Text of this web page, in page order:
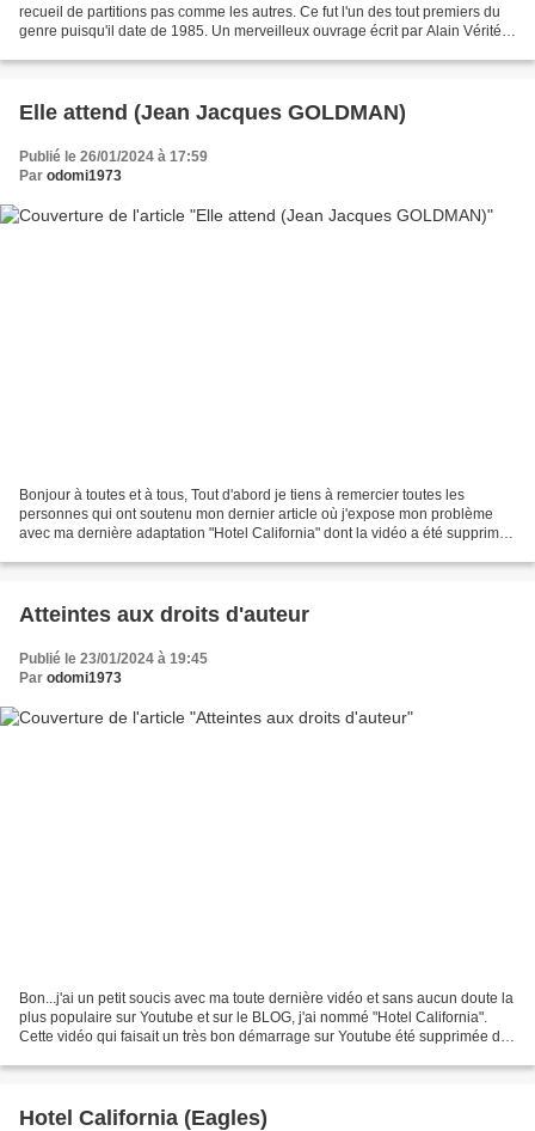
recueil de partitions pas comme les autres. Ce fut l'un des tout premiers du
genre puisqu'il date de 1985. Un merveilleux ouvrage écrit par Alain Vérité
Elle attend (Jean Jacques GOLDMAN)
Publié le 26/01/2024 à 17:59
Par odomi1973
Bonjour à toutes et à tous, Tout d'abord je tiens à remercier toutes les
personnes qui ont soutenu mon dernier article où j'expose mon problème
avec ma dernière adaptation "Hotel California" dont la vidéo a été supprimée
Atteintes aux droits d'auteur
Publié le 23/01/2024 à 19:45
Par odomi1973
Bon...j'ai un petit soucis avec ma toute dernière vidéo et sans aucun doute la
plus populaire sur Youtube et sur le BLOG, j'ai nommé "Hotel California".
Cette vidéo qui faisait un très bon démarrage sur Youtube été supprimée de
Hotel California (Eagles)